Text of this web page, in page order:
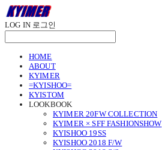
LOG IN 로그인
HOME
ABOUT
KYIMER
=KYISHOO=
KYISTOM
LOOKBOOK
KYIMER 20FW COLLECTION
KYIMER × SFF FASHIONSHOW
KYISHOO 19SS
KYISHOO 2018 F/W